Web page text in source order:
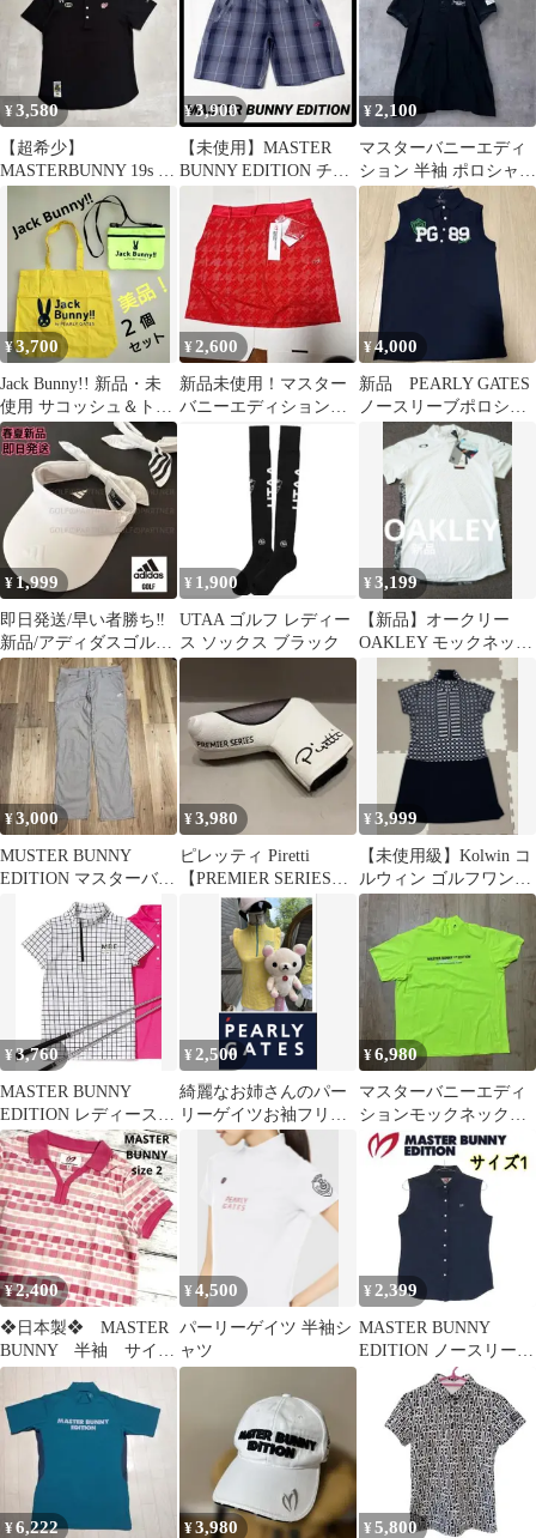
¥3,580
【超希少】
MASTERBUNNY 19s ポ
ロシャツ 鹿の子 綿 黒
M ゴルフ
¥3,900
【未使用】MASTER
BUNNY EDITION チェ
ック柄 ショートパン
¥2,100
マスターバニーエディ
ション 半袖 ポロシャツ
レディース 0 S 黒 ゴル
¥3,700
Jack Bunny!! 新品・未
使用 サコッシュ＆トー
トバッグ 2点セット
¥2,600
新品未使用！マスター
バニーエディションレ
ディース ゴルフ スカー
ト 赤 Sサイズ
¥4,000
新品 PEARLY GATES
ノースリーブポロシャ
ツ サイズ1
¥ 1,999
即日発送/早い者勝ち‼️
新品/アディダスゴルフ/
カワイイサンバイザー
¥ 1,900
UTAA ゴルフ レディー
ス ソックス ブラック
¥3,199
【新品】オークリー
OAKLEY モックネック
半袖シャツ ゴルフ レデ
ィース 白
¥3,000
MUSTER BUNNY
EDITION マスターバニ
ー チェックパンツ 5
¥3,980
ピレッティ Piretti
【PREMIER SERIES】
パター用ヘッドカバー
¥3,999
【未使用級】Kolwin コ
ルウィン ゴルフワンピ
ース 幾何学柄 ブラック
L
¥3,760
MASTER BUNNY
EDITION レディースゴ
ルフシャツ М
¥2,500
綺麗なお姉さんのパー
リーゲイツお袖フリル
トップス
¥6,980
マスターバニーエディ
ションモックネックシ
ャツ
¥2,400
❖日本製❖ MASTER
BUNNY 半袖 サイズ
2 L シャツ マスタ
ーバニー
¥4,500
パーリーゲイツ 半袖シ
ャツ
¥ 2,399
MASTER BUNNY
EDITION ノースリーブ
シャツ 1 刺繍 ゴルフ
¥6,222 ¥3,980 ¥ 5,800